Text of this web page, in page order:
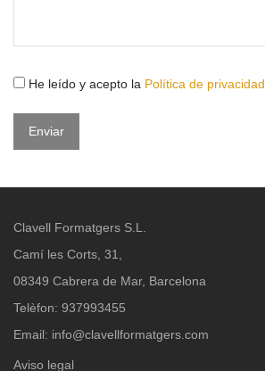
He leído y acepto la Política de privacidad
Clavell Formatgers S.L.
Camí les Corts, 31,
08349 Cabrera de Mar, Barcelona
Telèfon: 937993455
Email: info@clavellformatgers.com
Aviso legal